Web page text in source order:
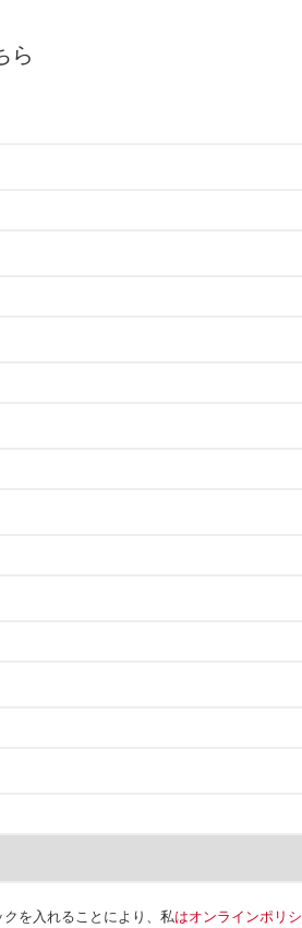
ら
を入れることにより、私はオンラインポリシ